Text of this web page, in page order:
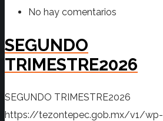
No hay comentarios
SEGUNDO
TRIMESTRE2026
SEGUNDO TRIMESTRE2026
https://tezontepec.gob.mx/v1/wp-